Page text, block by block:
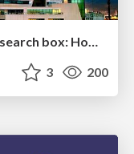
Beyond borders and beyond the search box: How to win the global "messy middle" with AI-driven SEO
3 200